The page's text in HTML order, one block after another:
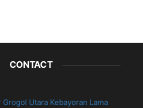
CONTACT
Utara Kebayoran Lama